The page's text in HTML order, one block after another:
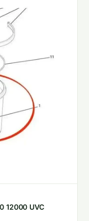
12000 UVC